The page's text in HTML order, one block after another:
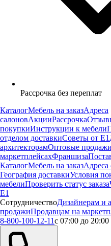
Рассрочка без переплат
КаталогМебель на заказАдреса
салоновАкцииРассрочка
покупкиИнструкции к мебели
отделом доставкиСоветы от Е1
архитекторамОптовые продажи
маркетплейсахФраншиза
КаталогМебель на заказАдреса
География доставкиУсловия
мебелиПроверить статус заказа
Е1
СотрудничествоДизайнерам и
продажиПродавцам на
8-800-100-12-11с 07:00 до